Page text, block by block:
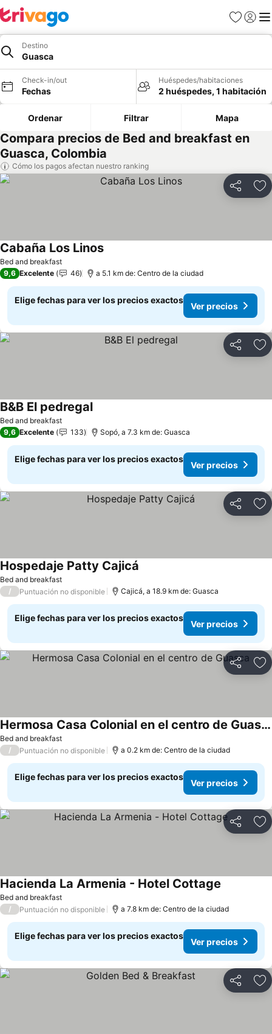
Favoritos
Iniciar
Destino
Guasca
Check-in/out
Fechas
Huéspedes/habitaciones
2 huéspedes, 1 habitación
Ordenar Filtrar Mapa
Compara precios de Bed and breakfast en
Guasca, Colombia
Cómo los pagos afectan nuestro ranking
Compartir
Bed and breakfast
Cabaña Los LinosVer precios
9,6 Excelente 46 a 5.1 km de: Centro de la ciudad
Elige fechas para ver los precios exactos
Ver precios
Compartir
Bed and breakfast
B&B El pedregalVer precios
9,6 Excelente 133 Sopó, a 7.3 km de: Guasca
Elige fechas para ver los precios exactos
Ver precios
Compartir
Bed and breakfast
Hospedaje Patty Cajicá
/ Puntuación no disponible Cajicá, a 18.9 km de: Guasca
Elige fechas para ver los precios exactos
Ver precios
Compartir
Bed and breakfast
Hermosa Casa Colonial en el centro de Guasca
Ver precios
/ Puntuación no disponible a 0.2 km de: Centro de la ciudad
Elige fechas para ver los precios exactos
Ver precios
Compartir
Bed and breakfast
Hacienda La Armenia - Hotel Cottage
/ Puntuación no disponible a 7.8 km de: Centro de la ciudad
Elige fechas para ver los precios exactos
Ver precios
Compartir